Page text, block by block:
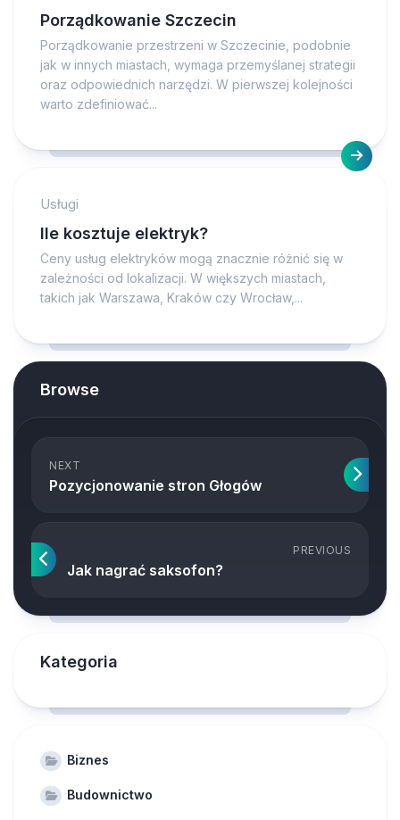
Porządkowanie Szczecin
Porządkowanie przestrzeni w Szczecinie, podobnie
jak w innych miastach, wymaga przemyślanej strategii
oraz odpowiednich narzędzi. W pierwszej kolejności
warto zdefiniować...
Usługi
Ile kosztuje elektryk?
Ceny usług elektryków mogą znacznie różnić się w
zależności od lokalizacji. W większych miastach,
takich jak Warszawa, Kraków czy Wrocław,...
Browse
NEXT
Pozycjonowanie stron Głogów
PREVIOUS
Jak nagrać saksofon?
Kategoria
Biznes
Budownictwo